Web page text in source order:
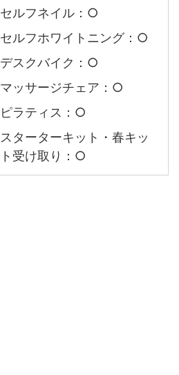
セルフネイル：○
セルフホワイトニング：○
デスクバイク：○
マッサージチェア：○
ピラティス：○
スターターキット・春キッ
ト受け取り：○